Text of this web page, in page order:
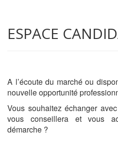
ESPACE
A l’écoute du marché ou
nouvelle opportunité
Vous souhaitez échanger
vous conseillera et vous
démarche ?